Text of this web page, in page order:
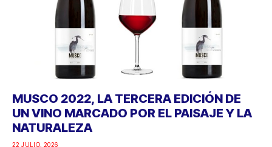
MUSCO 2022, LA TERCERA EDICIÓN DE
UN VINO MARCADO POR EL PAISAJE Y LA
NATURALEZA
22 JULIO, 2026